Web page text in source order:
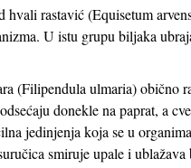
rastavić (Equisetum
U istu grupu biljaka
(Filipendula ulmaria) obično
donekle na paprat, a
jedinjenja koja se u
smiruje upale i